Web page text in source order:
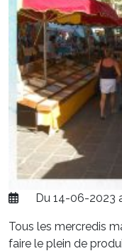
Du 14-06-2023
Tous les mercredis
faire le plein de